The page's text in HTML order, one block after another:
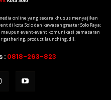
online yang secara khusus menyajikan
di kota Solo dan kawasan greater Solo Raya;
event-event komunikasi pemasaran
gathering, product launching, dll.
: 0818-263-823